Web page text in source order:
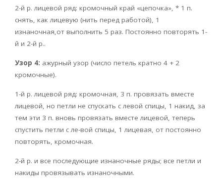
2-й р. лицевой ряд: кромочный край «цепочка», * 1 п.
снять, как лицевую (нить перед работой), 1
изнаночная,от выполнить 5 раз. Постоянно повторять 1-
й и 2-й р..
Узор 4: ажурный узор (число петель кратно 4 + 2
кромочные).
1-й р. лицевой ряд: кромочная, 3 п. провязать вместе
лицевой, но петли не спускать с левой спицы, 1 накид, за
тем эти 3 п. вновь провязать вместе лицевой, теперь
спустить петли с ле-вой спицы, 1 лицевая, от постоянно
повторять, кромочная.
2-й р. и все последующие изнаночные ряды; все петли и
накиды провязывать изнаночными.